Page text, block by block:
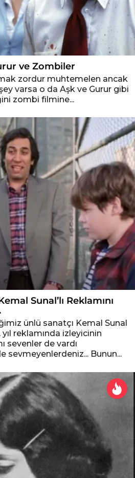
ve Zombiler
zordur muhtemelen ancak
varsa o da Aşk ve Gurur gibi
zombi filmine...
Sunal’lı Reklamını
ünlü sanatçı Kemal Sunal
yıl reklamında izleyicinin
sevenler de vardı
sevmeyenlerdeniz... Bunun...